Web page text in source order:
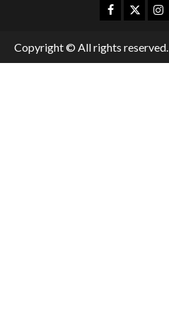
Copyright © All rights reserved.